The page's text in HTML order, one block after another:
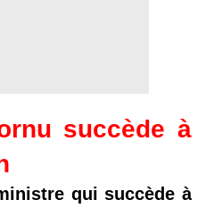
succède à
qui succède à